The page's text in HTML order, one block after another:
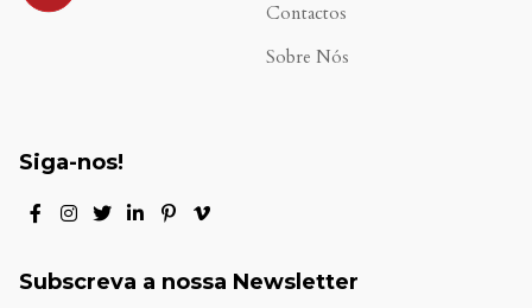
Contactos
Sobre Nós
Siga-nos!
Subscreva a nossa Newsletter